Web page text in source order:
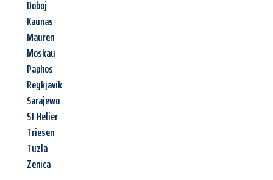
Doboj
Kaunas
Mauren
Moskau
Paphos
Reykjavik
Sarajewo
St Helier
Triesen
Tuzla
Zenica